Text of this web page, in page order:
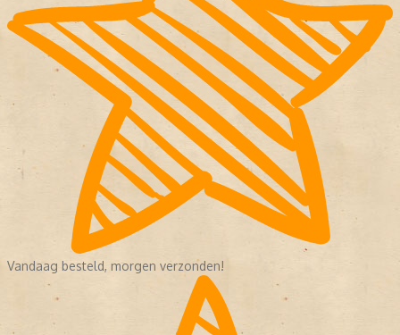
Vandaag besteld, morgen verzonden!